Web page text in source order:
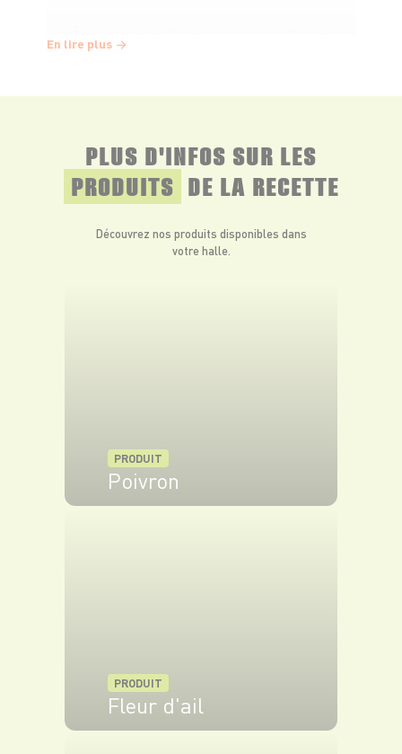
poivrons, la feta, le yaourt, l’ail et l’aneth dans le
poivre, puis mixez jusqu’à obtention d’une
Décorez de pignons de pin et d’un filet d’huile
d’olive.
En lire plus
PLUS D'INFOS SUR LES
PRODUITS DE LA RECETTE
Découvrez nos produits disponibles dans
votre halle.
PRODUIT
Poivron
PRODUIT
Fleur d'ail